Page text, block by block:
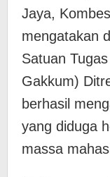
Jaya,
mengatakan
Satuan
Gakkum)
berhasil
yang diduga
massa